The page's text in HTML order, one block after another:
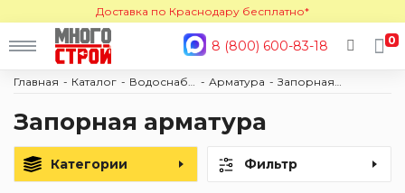
Доставка по Краснодару бесплатно*
8 (800) 600-83-18 0
Главная Каталог Арматура
Запорная арматура
Категории Фильтр